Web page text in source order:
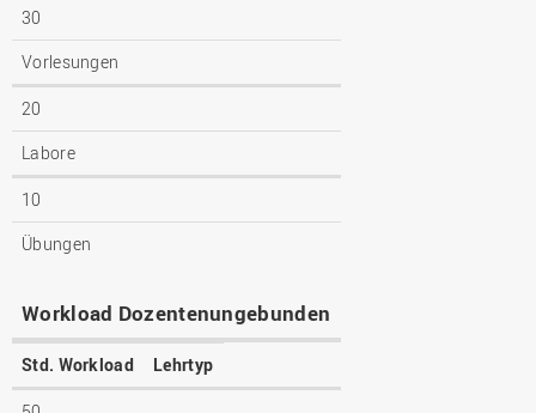
30
Vorlesungen
20
Labore
10
Übungen
Workload Dozentenungebunden
Std. Workload Lehrtyp